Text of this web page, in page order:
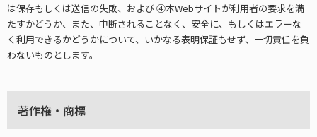
は保存もしくは送信の失敗、および ④本Webサイトが利用者の要求を満
たすかどうか、また、中断されることなく、安全に、もしくはエラーな
く利用できるかどうかについて、いかなる表明保証もせず、一切責任を負
わないものとします。
著作権・商標